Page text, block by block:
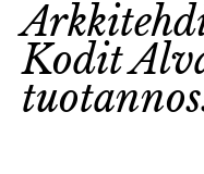
Kodit